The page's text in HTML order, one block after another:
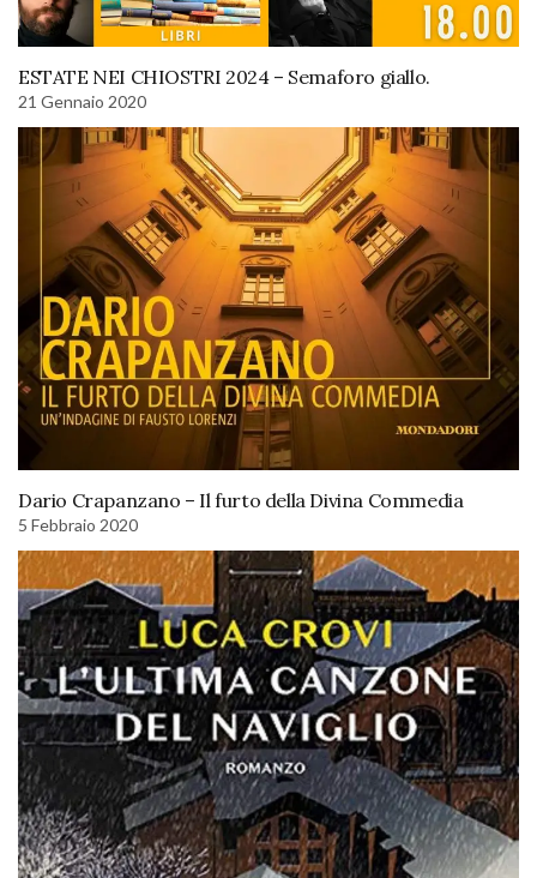
ESTATE NEI CHIOSTRI 2024 – Semaforo giallo.
21 Gennaio 2020
Dario Crapanzano – Il furto della Divina Commedia
5 Febbraio 2020